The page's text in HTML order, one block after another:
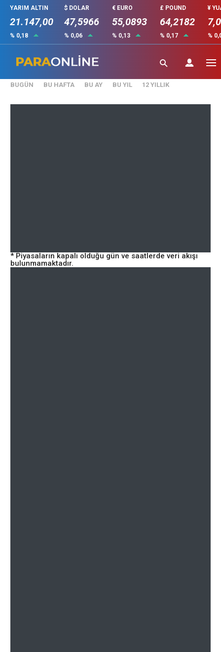
YARIM ALTIN
21.147,00
% 0,18
$ DOLAR
47,5966
% 0,06
€ EURO
55,0893
% 0,13
£ POUND
64,2182
% 0,17
¥
%
₺ (0,00)
BUGÜN BU HAFTA BU AY BU YIL 12 YILLIK
* Piyasaların kapalı olduğu gün ve saatlerde veri akışı
bulunmamaktadır.